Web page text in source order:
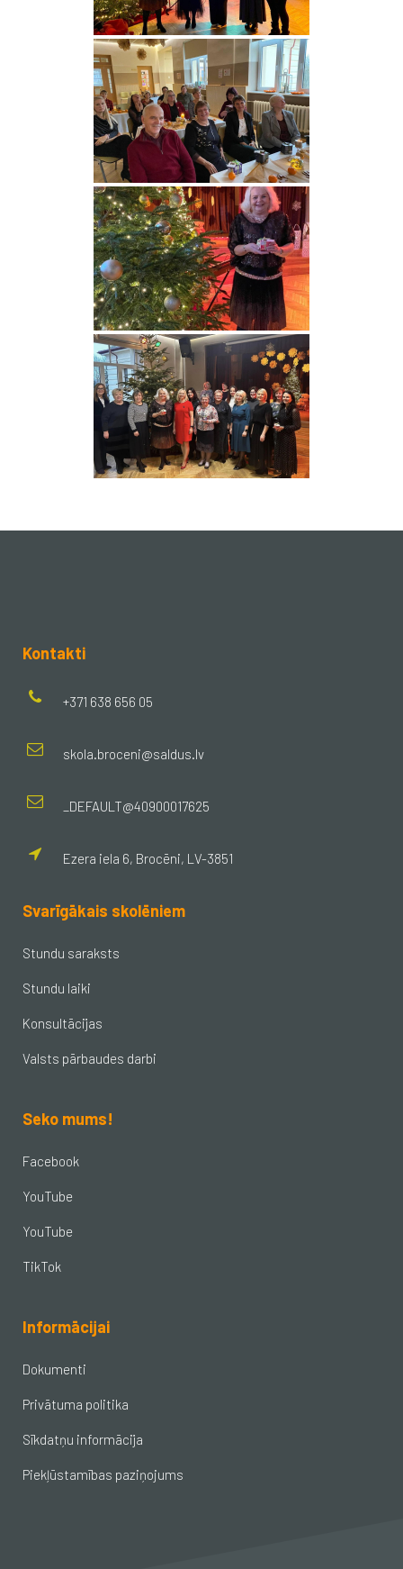
Kontakti
+371 638 656 05
skola.broceni@saldus.lv
_DEFAULT@40900017625
Ezera iela 6, Brocēni, LV-3851
Svarīgākais skolēniem
Stundu saraksts
Stundu laiki
Konsultācijas
Valsts pārbaudes darbi
Seko mums!
Facebook
YouTube
YouTube
TikTok
Informācijai
Dokumenti
Privātuma politika
Sīkdatņu informācija
Piekļūstamības paziņojums